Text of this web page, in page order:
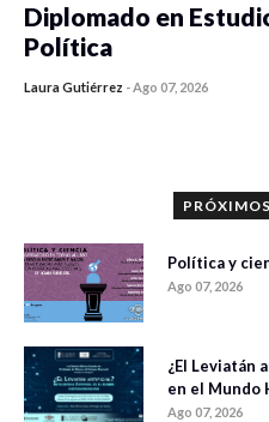
Diplomado en
Política
Laura Gutiérrez -Ago 07, 2026
Política y
Ago 07, 2026
¿El Leviatán
en el Mundo
Ago 07, 2026